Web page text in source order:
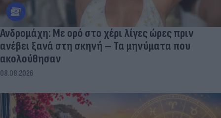
Ανδρομάχη: Με ορό στο χέρι λίγες ώρες πριν
ανέβει ξανά στη σκηνή – Τα μηνύματα που
ακολούθησαν
08.08.2026